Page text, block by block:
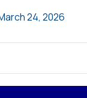
24, 2026